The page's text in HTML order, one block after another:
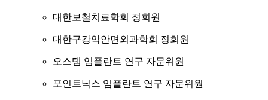
대한보철치료학회 정회원
대한구강악안면외과학회 정회원
오스템 임플란트 연구 자문위원
포인트닉스 임플란트 연구 자문위원